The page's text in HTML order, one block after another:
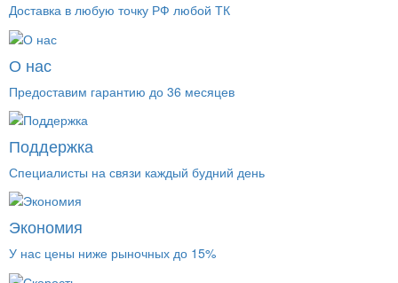
Доставка в любую точку РФ любой ТК
О нас
Предоставим гарантию до 36 месяцев
Поддержка
Специалисты на связи каждый будний день
Экономия
У нас цены ниже рыночных до 15%